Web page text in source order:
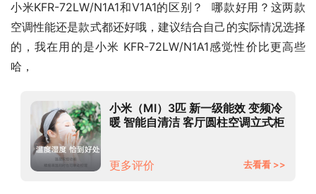
小米KFR-72LW/N1A1和V1A1的区别？  哪款好用？这两款
空调性能还是款式都还好哦，建议结合自己的实际情况选择
的，我在用的是小米 KFR-72LW/N1A1感觉性价比更高些
哈，
小米（MI）3匹 新一级能效 变频冷
暖 智能自清洁 客厅圆柱空调立式柜
更多评价 去看看 >>